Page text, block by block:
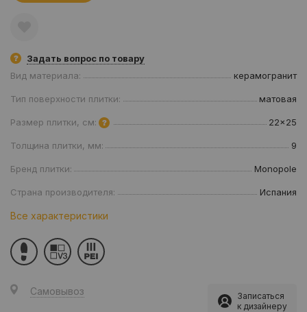
Задать вопрос по товару
Вид материала:
керамогранит
Тип поверхности плитки: матовая
Размер плитки, см: 22x25
Толщина плитки, мм: 9
Бренд плитки: Monopole
Страна производителя: Испания
Все характеристики
Самовывоз
Записаться
к дизайнеру